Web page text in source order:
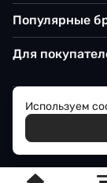
Популярные
Для
© 2026 Iqon -
Политика
Используем